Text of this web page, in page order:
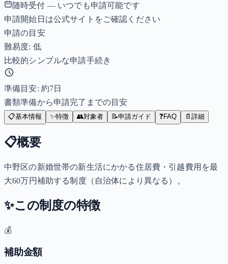
随時受付 — いつでも申請可能です
申請開始日は公式サイトをご確認ください
申請の目安
難易度: 低
比較的シンプルな申請手続き
準備目安: 約7日
書類準備から申請完了までの目安
📋基本情報 ✨特徴 👥対象者 📝申請ガイド ❓FAQ 📄 詳細
📋概要
中野区の新婚世帯の新生活にかかる住居費・引越費用を最
大60万円補助する制度（自治体により異なる）。
✨この制度の特徴
💰
補助金額